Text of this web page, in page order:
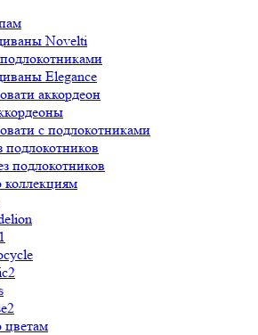
Novelti
Elegance
аккордеон
с подлокотниками
подлокотников
подлокотников
цветам